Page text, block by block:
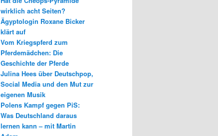
wirklich acht Seiten?
Ägyptologin Roxane Bicker
klärt auf
Vom Kriegspferd zum
Pferdemädchen: Die
Geschichte der Pferde
Julina Hees über Deutschpop,
Social Media und den Mut zur
eigenen Musik
Polens Kampf gegen PiS:
Was Deutschland daraus
lernen kann – mit Martin